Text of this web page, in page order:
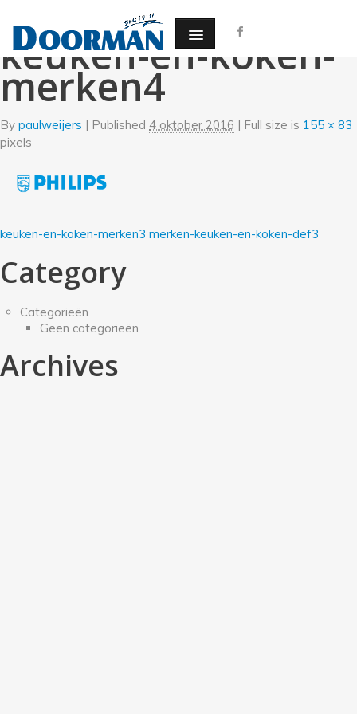
keuken-en-koken-
merken4
By paulweijers | Published 4 oktober 2016 | Full size is 155 × 83
pixels
keuken-en-koken-merken3 merken-keuken-en-koken-def3
Category
Categorieën
Geen categorieën
Archives